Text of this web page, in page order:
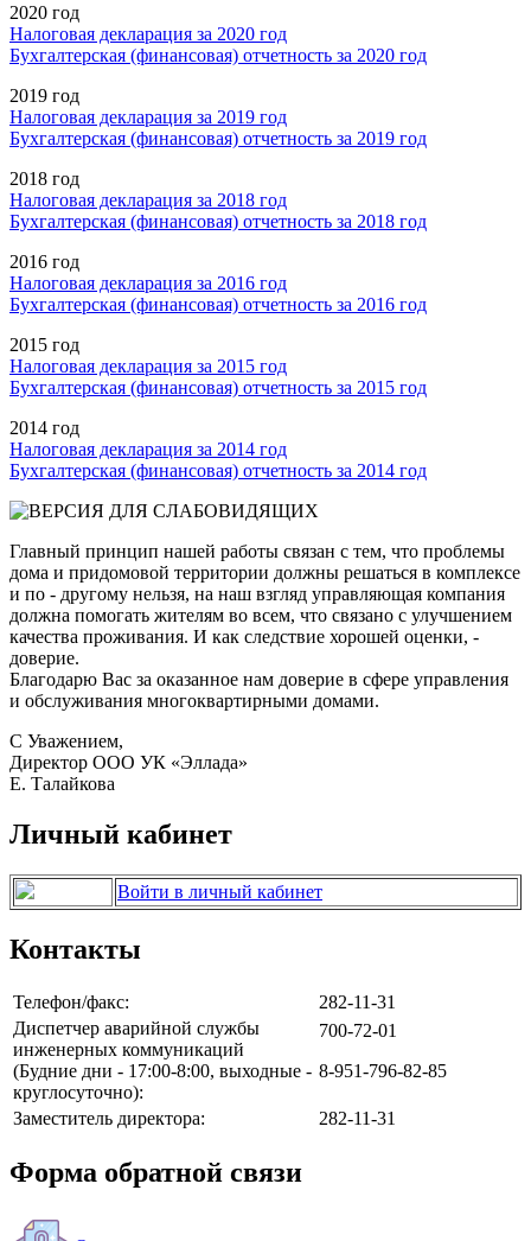
2020 год
Налоговая декларация за 2020 год
Бухгалтерская (финансовая) отчетность за 2020 год
2019 год
Налоговая декларация за 2019 год
Бухгалтерская (финансовая) отчетность за 2019 год
2018 год
Налоговая декларация за 2018 год
Бухгалтерская (финансовая) отчетность за 2018 год
2016 год
Налоговая декларация за 2016 год
Бухгалтерская (финансовая) отчетность за 2016 год
2015 год
Налоговая декларация за 2015 год
Бухгалтерская (финансовая) отчетность за 2015 год
2014 год
Налоговая декларация за 2014 год
Бухгалтерская (финансовая) отчетность за 2014 год
Главный принцип нашей работы связан с тем, что проблемы
дома и придомовой территории должны решаться в комплексе
и по - другому нельзя, на наш взгляд управляющая компания
должна помогать жителям во всем, что связано с улучшением
качества проживания. И как следствие хорошей оценки, -
доверие.
Благодарю Вас за оказанное нам доверие в сфере управления
и обслуживания многоквартирными домами.
С Уважением,
Директор ООО УК «Эллада»
Е. Талайкова
Личный кабинет
Войти в личный кабинет
Контакты
Телефон/факс:
282-11-31
Диспетчер аварийной службы
инженерных коммуникаций
(Будние дни - 17:00-8:00, выходные -
круглосуточно):
700-72-01
8-951-796-82-85
Заместитель директора: 282-11-31
Форма обратной связи